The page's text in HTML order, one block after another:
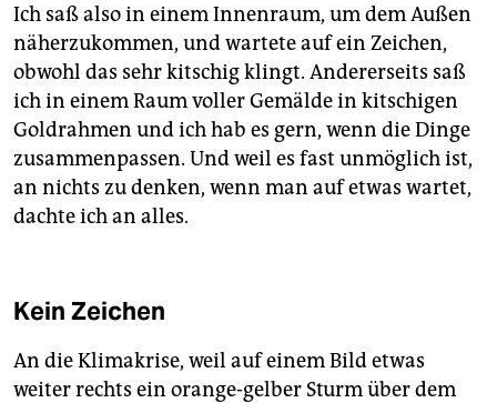
Ich saß also in einem Innenraum, um dem Außen
näherzukommen, und wartete auf ein Zeichen,
obwohl das sehr kitschig klingt. Andererseits saß
ich in einem Raum voller Gemälde in kitschigen
Goldrahmen und ich hab es gern, wenn die Dinge
zusammenpassen. Und weil es fast unmöglich ist,
an nichts zu denken, wenn man auf etwas wartet,
dachte ich an alles.
Kein Zeichen
An die Klimakrise, weil auf einem Bild etwas
weiter rechts ein orange-gelber Sturm über dem